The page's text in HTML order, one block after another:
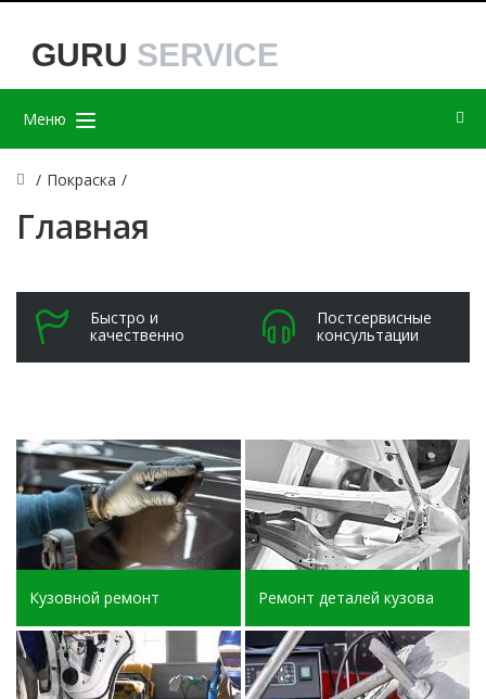
GURU SERVICE
Меню
/ Покраска /
Главная
Быстро и
качественно
Постсервисные
консультации
Кузовной ремонт Ремонт деталей кузова